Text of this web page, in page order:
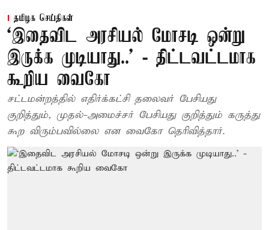
தமிழக செய்திகள்
‘இதைவிட அரசியல் மோசடி ஒன்று
இருக்க முடியாது..’ - திட்டவட்டமாக
கூறிய வைகோ
சட்டமன்றத்தில் எதிர்க்கட்சி தலைவர் பேசியது
குறித்தும், முதல்-அமைச்சர் பேசியது குறித்தும் கருத்து
கூற விரும்பவில்லை என வைகோ தெரிவித்தார்.